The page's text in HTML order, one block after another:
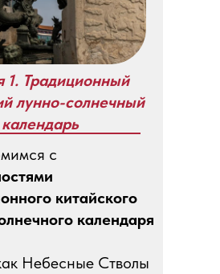
1. Традиционный
лунно-солнечный
календарь
с
китайского
календаря
Небесные Стволы